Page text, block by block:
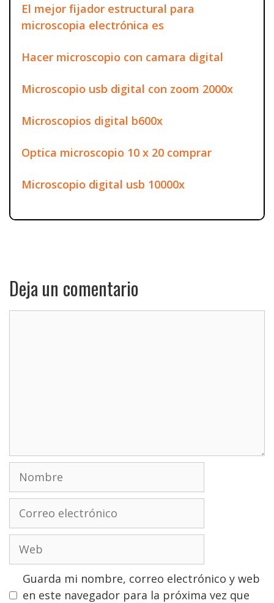
El mejor fijador estructural para
microscopia electrónica es
Hacer microscopio con camara digital
Microscopio usb digital con zoom 2000x
Microscopios digital b600x
Optica microscopio 10 x 20 comprar
Microscopio digital usb 10000x
Deja un comentario
Nombre
electrónico
Guarda mi nombre, correo electrónico y web
en este navegador para la próxima vez que